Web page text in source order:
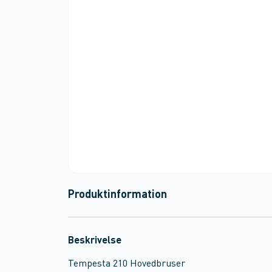
Produktinformation
Beskrivelse
Tempesta 210 Hovedbruser